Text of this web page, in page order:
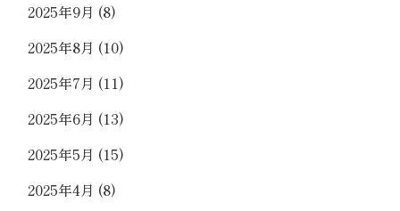
2025年9月 (8)
2025年8月 (10)
2025年7月 (11)
2025年6月 (13)
2025年5月 (15)
2025年4月 (8)